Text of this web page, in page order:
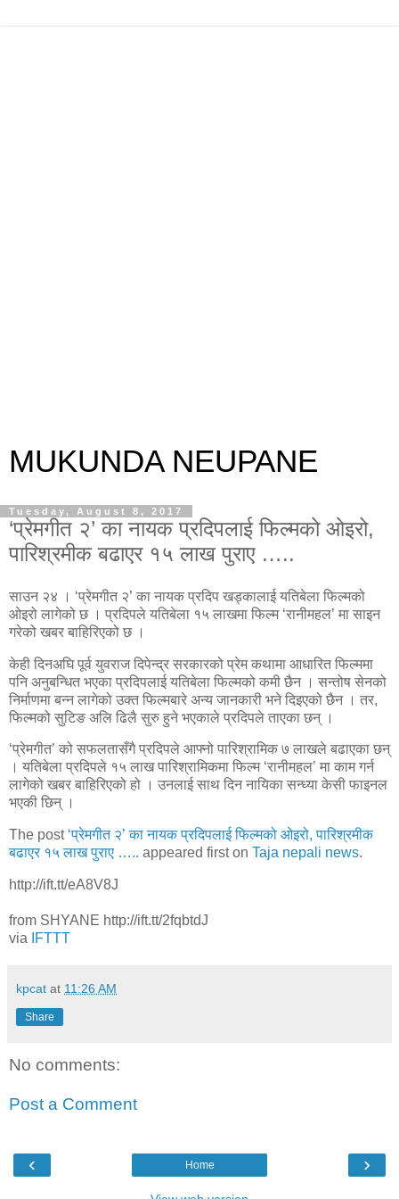
MUKUNDA NEUPANE
Tuesday, August 8, 2017
‘प्रेमगीत २’ का नायक प्रदिपलाई फिल्मको ओइरो,
पारिश्रमीक बढाएर १५ लाख पुराए …..
साउन २४ । ‘प्रेमगीत २’ का नायक प्रदिप खड्कालाई यतिबेला फिल्मको
ओइरो लागेको छ । प्रदिपले यतिबेला १५ लाखमा फिल्म ‘रानीमहल’ मा साइन
गरेको खबर बाहिरिएको छ ।
केही दिनअघि पूर्व युवराज दिपेन्द्र सरकारको प्रेम कथामा आधारित फिल्ममा
पनि अनुबन्धित भएका प्रदिपलाई यतिबेला फिल्मको कमी छैन । सन्तोष सेनको
निर्माणमा बन्न लागेको उक्त फिल्मबारे अन्य जानकारी भने दिइएको छैन । तर,
फिल्मको सुटिङ अलि ढिलै सुरु हुने भएकाले प्रदिपले ताएका छन् ।
‘प्रेमगीत’ को सफलतासँगै प्रदिपले आफ्नो पारिश्रामिक ७ लाखले बढाएका छन्
। यतिबेला प्रदिपले १५ लाख पारिश्रामिकमा फिल्म ‘रानीमहल’ मा काम गर्न
लागेको खबर बाहिरिएको हो । उनलाई साथ दिन नायिका सन्ध्या केसी फाइनल
भएकी छिन् ।
The post ‘प्रेमगीत २’ का नायक प्रदिपलाई फिल्मको ओइरो, पारिश्रमीक
बढाएर १५ लाख पुराए ….. appeared first on Taja nepali news.
http://ift.tt/eA8V8J
from SHYANE http://ift.tt/2fqbtdJ
via
IFTTT
kpcat at 11:26 AM
Share
No comments:
Post a Comment
‹ ›
Home